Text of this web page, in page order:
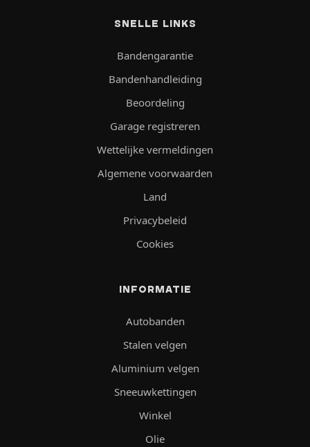
SNELLE LINKS
Bandengarantie
Bandenhandleiding
Beoordeling
Garage registreren
Wettelijke vermeldingen
Algemene voorwaarden
Land
Privacybeleid
Cookies
INFORMATIE
Autobanden
Stalen velgen
Aluminium velgen
Sneeuwkettingen
Winkel
Olie